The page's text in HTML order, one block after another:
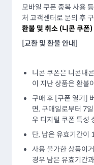
모바일 쿠폰 중복 사용
처 고객센터로 문의 후
환불 및 취소 (니콘 쿠폰)
[교환 및 환불 안내]
니콘 쿠폰은 니콘내
이 지난 상품은 환불
구매 후 [쿠폰 열기]
면, 구매일로부터 7
우 디지털 쿠폰 특성
단, 남은 유효기간이
사용 불가한 상품이
경우 남은 유효기간